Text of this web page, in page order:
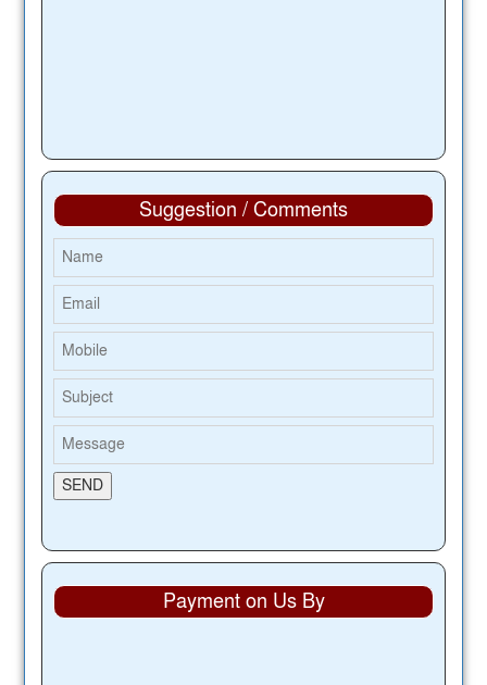
Suggestion / Comments
Payment on Us By